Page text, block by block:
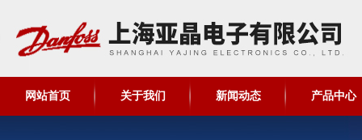
网站首页 关于我们 新闻动态 产品中心